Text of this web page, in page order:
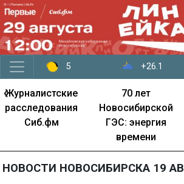
5 +26.1
Журналистские
расследования
Сиб.фм
70 лет
Новосибирской
ГЭС: энергия
времени
‹
НОВОСТИ НОВОСИБИРСКА 19